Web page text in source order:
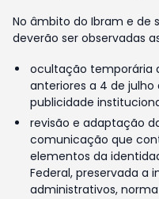
No âmbito do Ibram e de
deverão ser observadas
ocultação temporária
anteriores a 4 de
publicidade
revisão e adaptação
comunicação que
elementos da
Federal, preservada a
administrativos,